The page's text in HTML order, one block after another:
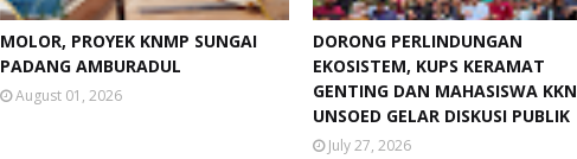
MOLOR, PROYEK KNMP SUNGAI
PADANG AMBURADUL
August 01, 2026
DORONG PERLINDUNGAN
EKOSISTEM, KUPS KERAMAT
GENTING DAN MAHASISWA KKN
UNSOED GELAR DISKUSI PUBLIK
July 27, 2026